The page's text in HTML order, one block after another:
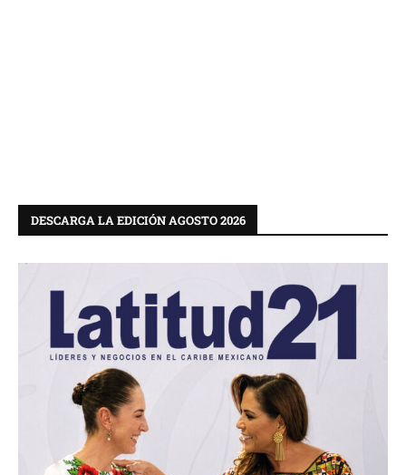
DESCARGA LA EDICIÓN AGOSTO 2026